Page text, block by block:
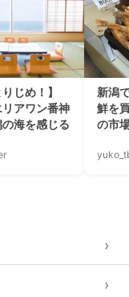
じめ！】
リアワン番神
海を感じる
新潟
鮮を
の市
›
›